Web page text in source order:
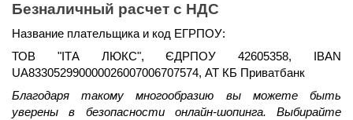
Безналичный расчет с НДС
Название плательщика и код ЕГРПОУ:
ТОВ "ІТА ЛЮКС", ЄДРПОУ 42605358, IBAN
UA833052990000026007006707574, АТ КБ Приватбанк
Благодаря такому многообразию вы можете быть
уверены в безопасности онлайн-шопинга. Выбирайте